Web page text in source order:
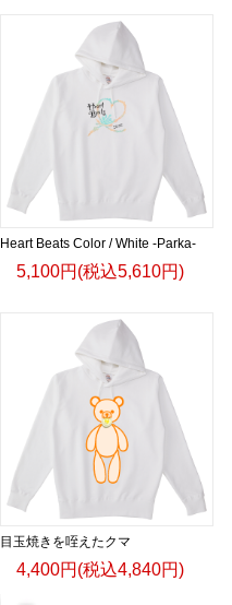
Heart Beats Color / White -Parka-
5,100円(税込5,610円)
目玉焼きを咥えたクマ
4,400円(税込4,840円)